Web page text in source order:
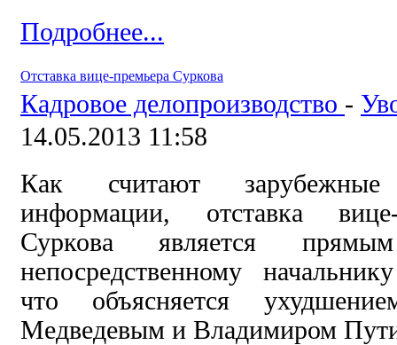
Подробнее...
Отставка вице-премьера Суркова
Кадровое делопроизводство -
14.05.2013 11:58
Как считают зарубежные
информации, отставка
Суркова является
непосредственному
что объясняется
Медведевым и Владимиром